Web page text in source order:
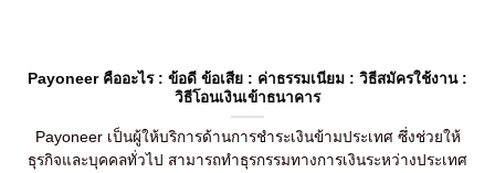
Payoneer คืออะไร : ข้อดี ข้อเสีย : ค่าธรรมเนียม : วิธีสมัครใช้งาน :
วิธีโอนเงินเข้าธนาคาร
Payoneer เป็นผู้ให้บริการด้านการชำระเงินข้ามประเทศ ซึ่งช่วยให้
ธุรกิจและบุคคลทั่วไป สามารถทำธุรกรรมทางการเงินระหว่างประเทศ